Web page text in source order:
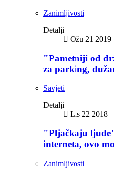
Zanimljivosti
Detalji
Ožu 21 2019
"Pametniji od
za parking,
Savjeti
Detalji
Lis 22 2018
"Pljačkaju
interneta, ovo
Zanimljivosti